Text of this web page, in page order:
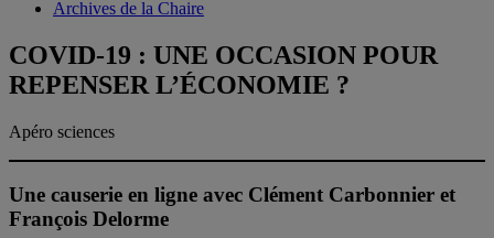
Archives de la Chaire
COVID-19 : UNE OCCASION POUR
REPENSER L’ÉCONOMIE ?
Apéro sciences
Une causerie en ligne avec Clément Carbonnier et
François Delorme